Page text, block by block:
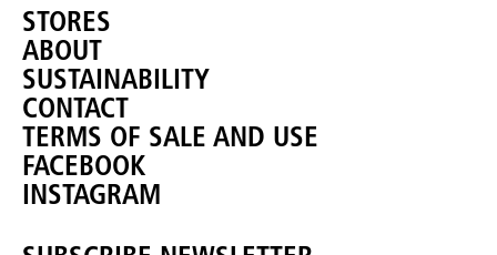
STORES
ABOUT
SUSTAINABILITY
CONTACT
TERMS OF SALE AND USE
FACEBOOK
INSTAGRAM